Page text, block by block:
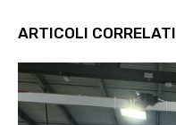
ARTICOLI CORRELATI